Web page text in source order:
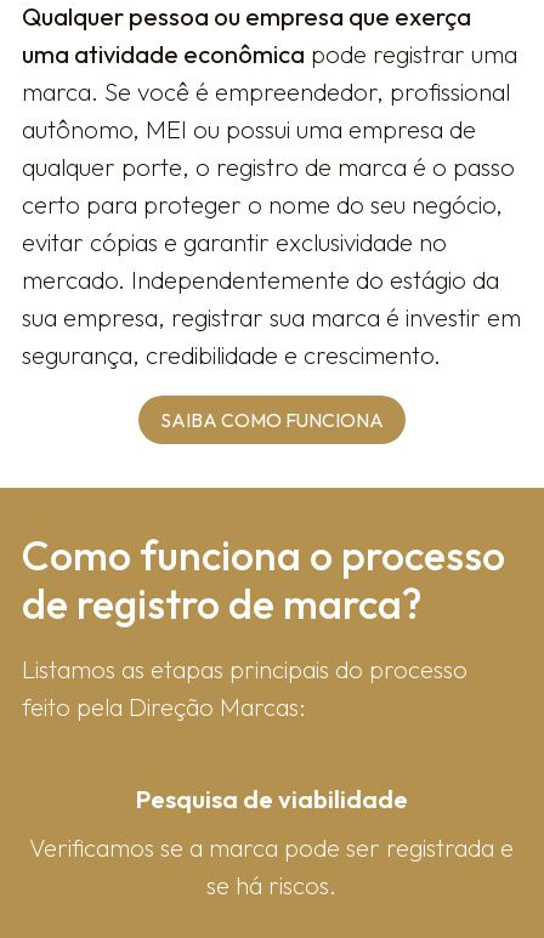
Qualquer pessoa ou empresa que exerça
uma atividade econômica pode registrar uma
marca. Se você é empreendedor, profissional
autônomo, MEI ou possui uma empresa de
qualquer porte, o registro de marca é o passo
certo para proteger o nome do seu negócio,
evitar cópias e garantir exclusividade no
mercado. Independentemente do estágio da
sua empresa, registrar sua marca é investir em
segurança, credibilidade e crescimento.
SAIBA COMO FUNCIONA
Como fun​ciona o processo
de registro de marca?
Listamos as etapas principais do processo
feito pela Direção Marcas:
Pesquisa de viabilidade
Verificamos se a marca pode ser registrada e
se há riscos.